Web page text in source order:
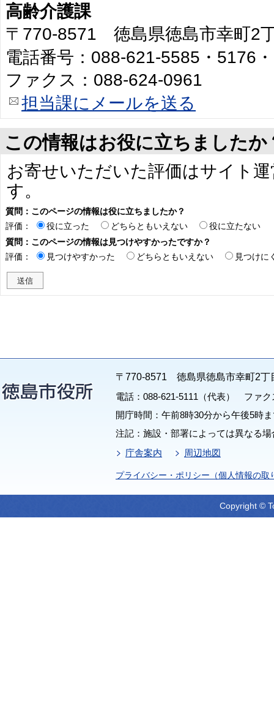
高齢介護課
〒770-8571 徳島県徳島市幸町2
電話番号：088-621-5585・5176
ファクス：088-624-0961
担当課にメールを送る
この情報はお役に立ちましたか
お寄せいただいた評価はサイト
す。
質問：このページの情報は役に立ちましたか？
評価：
役に立った どちらともいえない
役に立たない
質問：このページの情報は見つけやすかったですか？
評価：
見つけやすかった どちらともいえない 見つけに
〒770-8571 徳島県徳島市幸町2丁
電話：088-621-5111（代表） ファク
開庁時間：午前8時30分から午後5時
注記：施設・部署によっては異なる
庁舎案内
周辺地図
プライバシー・ポリシー（個人情報の取
Copyright ©